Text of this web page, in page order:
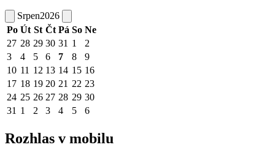
Srpen2026
Po Út St Čt Pá So Ne
27 28 29 30 31 1
2
3
4 5 6 7 8
9
10 11 12 13 14 15 16
17 18 19 20 21 22 23
24 25 26 27 28 29 30
31 1 2 3 4 5 6
Rozhlas v mobilu